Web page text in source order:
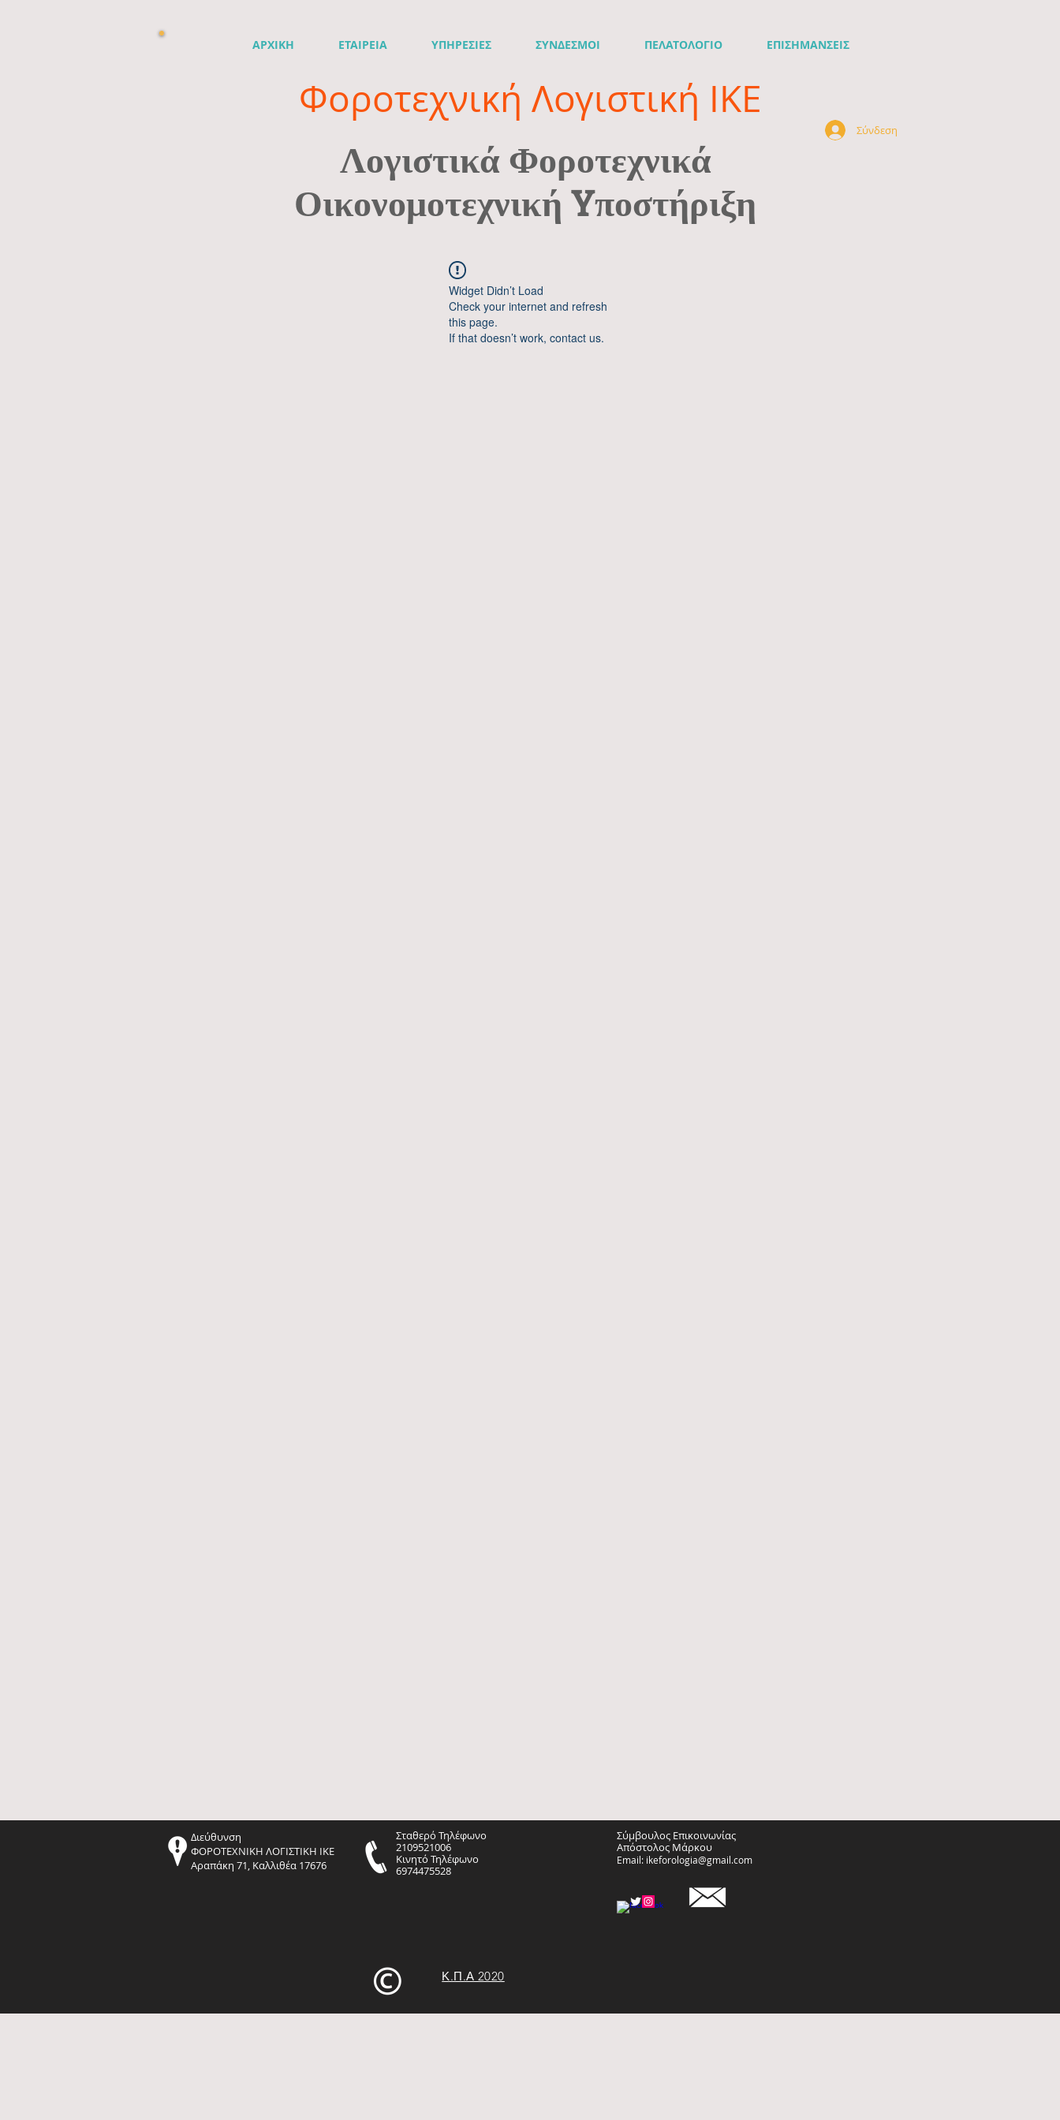
ΑΡΧΙΚΗ ΕΤΑΙΡΕΙΑ ΥΠΗΡΕΣΙΕΣ ΣΥΝΔΕΣΜΟΙ ΠΕΛΑΤΟΛΟΓΙΟ ΕΠΙΣΗΜΑΝΣΕΙΣ
Φοροτεχνική Λογιστική ΙΚΕ
Λογιστικά Φοροτεχνικά
Οικονομοτεχνική Yποστήριξη
Σύνδεση
Widget Didn’t Load
Check your internet and refresh
this page.
If that doesn’t work, contact us.
Διεύθυνση
ΦΟΡΟΤΕΧΝΙΚΗ ΛΟΓΙΣΤΙΚΗ ΙΚΕ
Αραπάκη 71, Καλλιθέα 17676
Σταθερό Τηλέφωνο
2109521006
Κινητό Τηλέφωνο
6974475528
Κ.Π.Α 2020
Σύμβουλος Επικοινωνίας
Απόστολος Μάρκου
Email: ikeforologia@gmail.com